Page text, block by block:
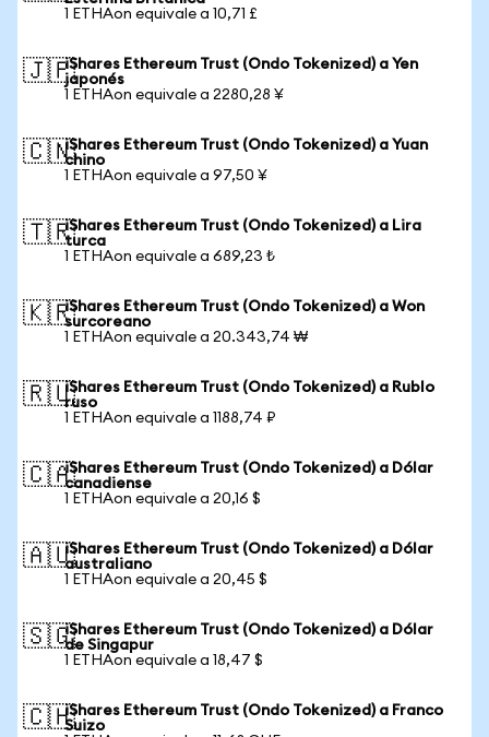
1 ETHAon equivale a 10,71 £
🇯🇵iShares Ethereum Trust (Ondo Tokenized) a Yen
japonés
1 ETHAon equivale a 2280,28 ¥
🇨🇳iShares Ethereum Trust (Ondo Tokenized) a Yuan
chino
1 ETHAon equivale a 97,50 ¥
🇹🇷iShares Ethereum Trust (Ondo Tokenized) a Lira
turca
1 ETHAon equivale a 689,23 ₺
🇰🇷iShares Ethereum Trust (Ondo Tokenized) a Won
surcoreano
1 ETHAon equivale a 20.343,74 ₩
🇷🇺iShares Ethereum Trust (Ondo Tokenized) a Rublo
ruso
1 ETHAon equivale a 1188,74 ₽
🇨🇦iShares Ethereum Trust (Ondo Tokenized) a Dólar
canadiense
1 ETHAon equivale a 20,16 $
🇦🇺iShares Ethereum Trust (Ondo Tokenized) a Dólar
australiano
1 ETHAon equivale a 20,45 $
🇸🇬iShares Ethereum Trust (Ondo Tokenized) a Dólar
de Singapur
1 ETHAon equivale a 18,47 $
🇨🇭iShares Ethereum Trust (Ondo Tokenized) a Franco
Suizo